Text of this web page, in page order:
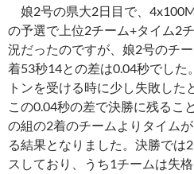
プ
娘2号の県大2日目で、
の予選で上位2チーム+タイム2
況だったのですが、娘2号のチ
着53秒14との差は0.04秒でし
トンを受ける時に少し失敗した
この0.04秒の差で決勝に残るこ
の組の2着のチームよりタイム
る結果となりました。決勝では
スしており、うち1チームは失